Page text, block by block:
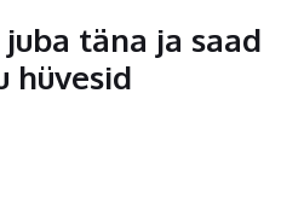
täna ja saad
hüvesid